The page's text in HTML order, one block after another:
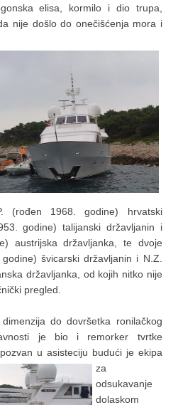
elisa, kormilo i dio trupa,
nije došlo do onečišćenja mora i
(rođen 1968. godine) hrvatski
godine) talijanski državljanin i
austrijska državljanka, te dvoje
švicarski državljanin i N.Z.
državljanka, od kojih nitko nije
pregled.
do dovršetka ronilačkog
je bio i remorker tvrtke
u asisteciju budući je ekipa
za
odsukavanje
dolaskom